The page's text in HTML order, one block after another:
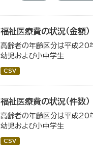
福祉医療費の状況（金額）
高齢者の年齢区分は平成20
幼児および小中学生
CSV
福祉医療費の状況（件数）
高齢者の年齢区分は平成20
幼児および小中学生
CSV